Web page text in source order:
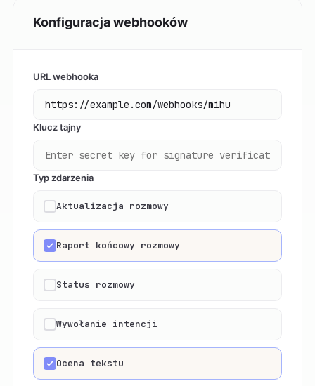
Konfiguracja webhooków
URL webhooka
Klucz tajny
Typ zdarzenia
Aktualizacja rozmowy
Raport końcowy rozmowy
Status rozmowy
Wywołanie intencji
Ocena tekstu